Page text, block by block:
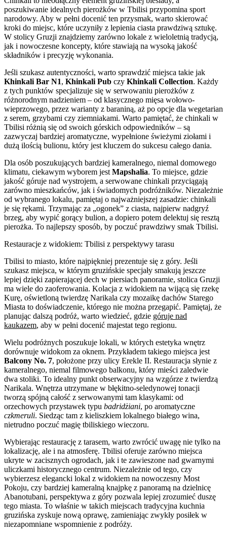
poszukiwanie idealnych pierożków w Tbilisi przypomina sport
narodowy. Aby w pełni docenić ten przysmak, warto skierować
kroki do miejsc, które uczyniły z lepienia ciasta prawdziwą sztukę.
W stolicy Gruzji znajdziemy zarówno lokale z wieloletnią tradycją,
jak i nowoczesne koncepty, które stawiają na wysoką jakość
składników i precyzję wykonania.
Jeśli szukasz autentyczności, warto sprawdzić miejsca takie jak
Khinkali Bar N1, Khinkali Pub czy Khinkali Collection. Każdy
z tych punktów specjalizuje się w serwowaniu pierożków z
różnorodnym nadzieniem – od klasycznego mięsa wołowo-
wieprzowego, przez warianty z baraniną, aż po opcje dla wegetarian
z serem, grzybami czy ziemniakami. Warto pamiętać, że chinkali w
Tbilisi różnią się od swoich górskich odpowiedników – są
zazwyczaj bardziej aromatyczne, wypełnione świeżymi ziołami i
dużą ilością bulionu, który jest kluczem do sukcesu całego dania.
Dla osób poszukujących bardziej kameralnego, niemal domowego
klimatu, ciekawym wyborem jest Mapshalia. To miejsce, gdzie
jakość góruje nad wystrojem, a serwowane chinkali przyciągają
zarówno mieszkańców, jak i świadomych podróżników. Niezależnie
od wybranego lokalu, pamiętaj o najważniejszej zasadzie: chinkali
je się rękami. Trzymając za „ogonek” z ciasta, najpierw nadgryź
brzeg, aby wypić gorący bulion, a dopiero potem delektuj się resztą
pierożka. To najlepszy sposób, by poczuć prawdziwy smak Tbilisi.
Restauracje z widokiem: Tbilisi z perspektywy tarasu
Tbilisi to miasto, które najpiękniej prezentuje się z góry. Jeśli
szukasz miejsca, w którym gruzińskie specjały smakują jeszcze
lepiej dzięki zapierającej dech w piersiach panoramie, stolica Gruzji
ma wiele do zaoferowania. Kolacja z widokiem na wijącą się rzekę
Kurę, oświetloną twierdzę Narikala czy mozaikę dachów Starego
Miasta to doświadczenie, którego nie można przegapić. Pamiętaj, że
planując dalszą podróż, warto wiedzieć, gdzie góruje nad
kaukazem, aby w pełni docenić majestat tego regionu.
Wielu podróżnych poszukuje lokali, w których estetyka wnętrz
dorównuje widokom za oknem. Przykładem takiego miejsca jest
Balcony No. 7, położone przy ulicy Erekle II. Restauracja słynie z
kameralnego, niemal filmowego balkonu, który mieści zaledwie
dwa stoliki. To idealny punkt obserwacyjny na wzgórze z twierdzą
Narikala. Wnętrza utrzymane w błękitno-seledynowej tonacji
tworzą spójną całość z serwowanymi tam klasykami: od
orzechowych przystawek typu badridżiani, po aromatyczne
czkmeruli. Siedząc tam z kieliszkiem lokalnego białego wina,
nietrudno poczuć magię tbiliskiego wieczoru.
Wybierając restaurację z tarasem, warto zwrócić uwagę nie tylko na
lokalizację, ale i na atmosferę. Tbilisi oferuje zarówno miejsca
ukryte w zacisznych ogrodach, jak i te zawieszone nad gwarnymi
uliczkami historycznego centrum. Niezależnie od tego, czy
wybierzesz elegancki lokal z widokiem na nowoczesny Most
Pokoju, czy bardziej kameralną knajpkę z panoramą na dzielnicę
Abanotubani, perspektywa z góry pozwala lepiej zrozumieć duszę
tego miasta. To właśnie w takich miejscach tradycyjna kuchnia
gruzińska zyskuje nową oprawę, zamieniając zwykły posiłek w
niezapomniane wspomnienie z podróży.